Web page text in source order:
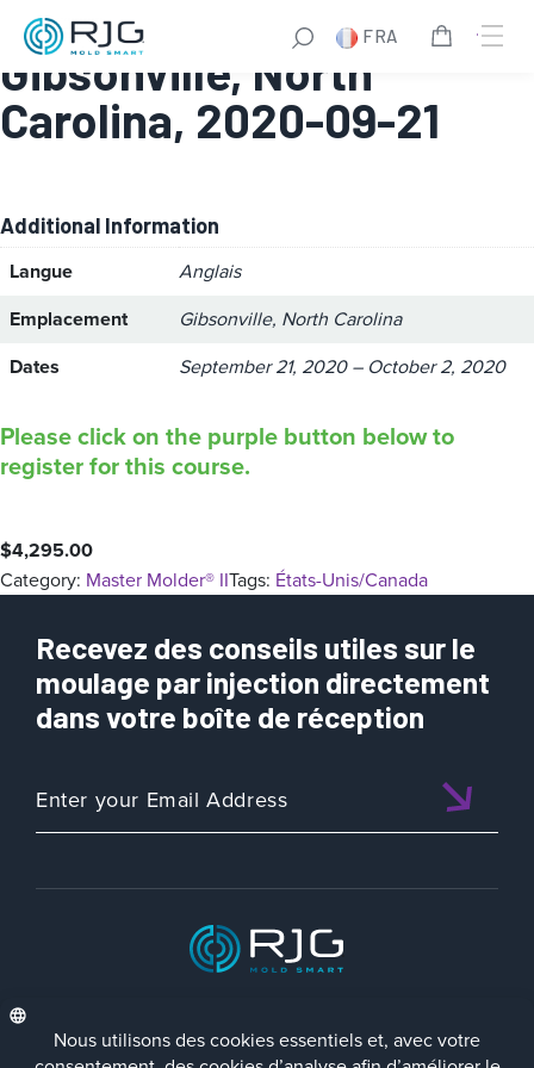
FRA
Master Molder® II:
Gibsonville, North
Carolina, 2020-09-21
Additional Information
Langue
Anglais
Emplacement
Gibsonville, North Carolina
Dates
September 21, 2020 – October 2, 2020
Please click on the purple button below to
register for this course.
$4,295.00
Category: Master Molder® IITags: États-Unis/Canada
Recevez des conseils utiles sur le
moulage par injection directement
dans votre boîte de réception